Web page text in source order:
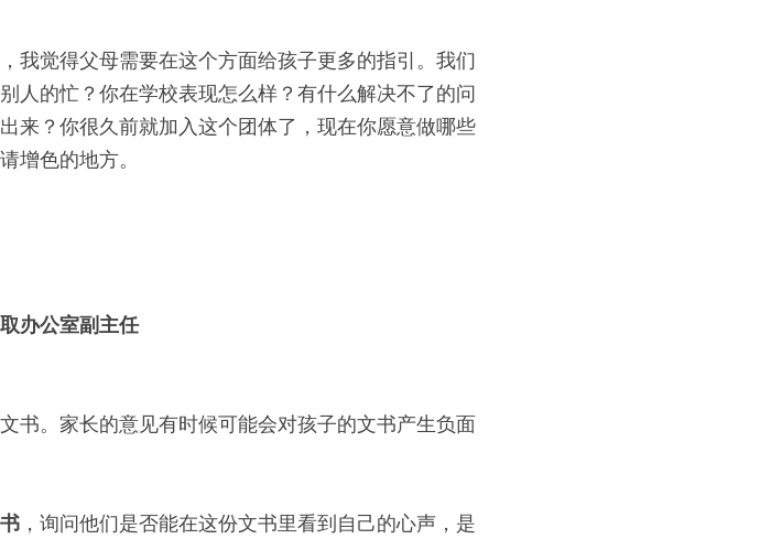
我觉得父母需要在这个方面给孩子更多的指引。我们
人的忙？你在学校表现怎么样？有什么解决不了的问
来？你很久前就加入这个团体了，现在你愿意做哪些
增色的地方。
办公室副主任
书。家长的意见有时候可能会对孩子的文书产生负面
，询问他们是否能在这份文书里看到自己的心声，是